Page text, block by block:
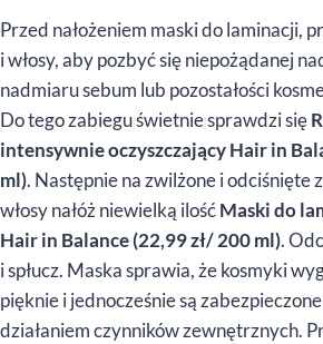
Przed nałożeniem maski do laminacji,
i włosy, aby pozbyć się niepożądanej
nadmiaru sebum lub pozostałości
Do tego zabiegu świetnie sprawdzi się
intensywnie oczyszczający Hair in
ml). Następnie na zwilżone i odciśnięte
włosy nałóż niewielką ilośćMaski do
Hair in Balance(22,99 zł/ 200 ml).
i spłucz. Maska sprawia, że kosmyki
pięknie i jednocześnie są
działaniem czynników zewnętrznych.